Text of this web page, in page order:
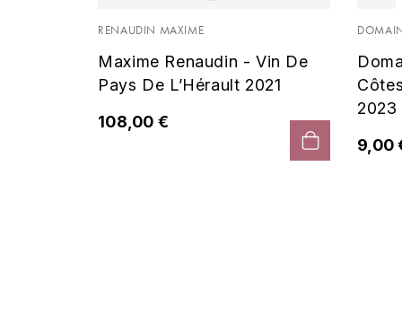
RENAUDIN MAXIME
Maxime Renaudin - Vin De
Pays De L’Hérault 2021
108,00 €
2023
9,00